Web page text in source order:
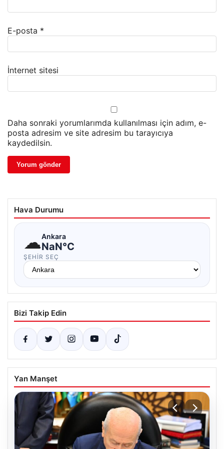
E-posta *
İnternet sitesi
Daha sonraki yorumlarımda kullanılması için adım, e-
posta adresim ve site adresim bu tarayıcıya
kaydedilsin.
Hava Durumu
☁Ankara
NaN°C
ŞEHIR SEÇ
Bizi Takip Edin
Yan Manşet